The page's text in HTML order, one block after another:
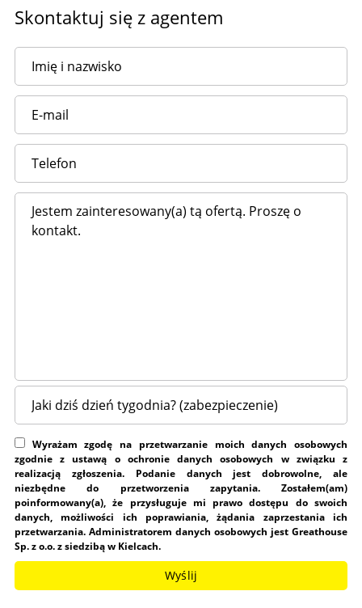
Skontaktuj się z agentem
Wyrażam zgodę na przetwarzanie moich danych osobowych
zgodnie z ustawą o ochronie danych osobowych w związku z
realizacją zgłoszenia. Podanie danych jest dobrowolne, ale
niezbędne do przetworzenia zapytania. Zostałem(am)
poinformowany(a), że przysługuje mi prawo dostępu do swoich
danych, możliwości ich poprawiania, żądania zaprzestania ich
przetwarzania. Administratorem danych osobowych jest Greathouse
Sp. z o.o. z siedzibą w Kielcach.